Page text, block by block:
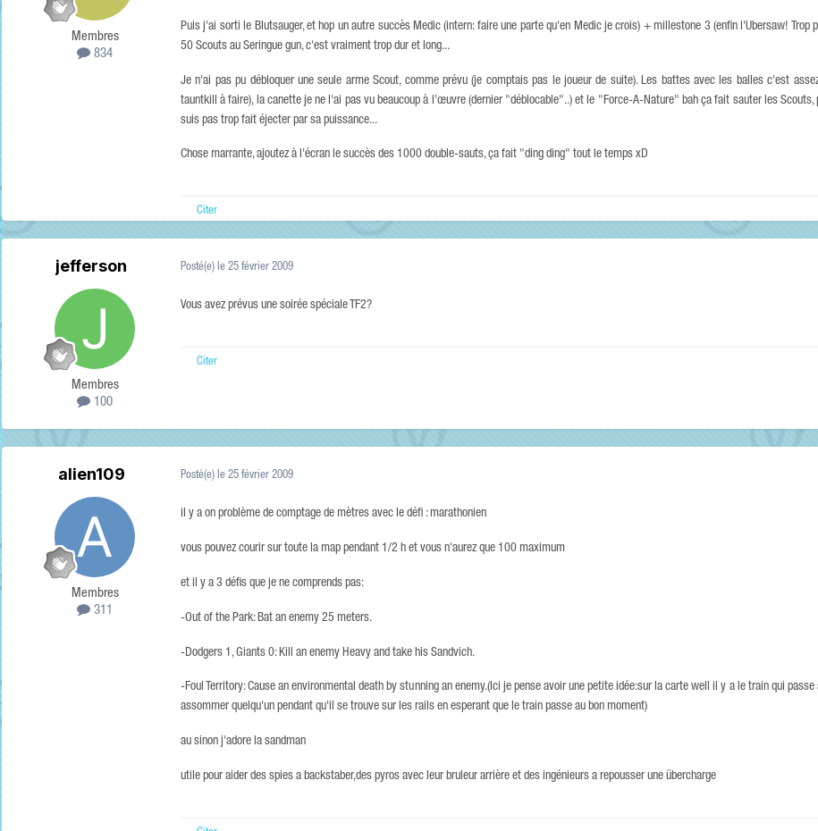
Membres
834
Puis j'ai sorti le Blutsauger, et hop un autre succès Medic (intern: faire une parte qu'en Medic je crois) + millestone 3 (enfin l'Ubersaw! Trop
50 Scouts au Seringue gun, c'est vraiment trop dur et long...
Je n'ai pas pu débloquer une seule arme Scout, comme prévu (je comptais pas le joueur de suite). Les battes avec les balles c'est
tauntkill à faire), la canette je ne l'ai pas vu beaucoup à l'œuvre (dernier "déblocable"..) et le "Force-A-Nature" bah ça fait sauter les Scouts,
suis pas trop fait éjecter par sa puissance...
Chose marrante, ajoutez à l'écran le succès des 1000 double-sauts, ça fait "ding ding" tout le temps xD
Citer
jefferson
Membres
100
Posté(e) le 25 février 2009
Vous avez prévus une soirée spéciale TF2?
Citer
alien109
Membres
311
Posté(e) le 25 février 2009
il y a on problème de comptage de mètres avec le défi : marathonien
vous pouvez courir sur toute la map pendant 1/2 h et vous n'aurez que 100 maximum
et il y a 3 défis que je ne comprends pas:
-Out of the Park: Bat an enemy 25 meters.
-Dodgers 1, Giants 0: Kill an enemy Heavy and take his Sandvich.
-Foul Territory: Cause an environmental death by stunning an enemy.(Ici je pense avoir une petite idée:sur la carte well il y a le train qui
assommer quelqu'un pendant qu'il se trouve sur les rails en esperant que le train passe au bon moment)
au sinon j'adore la sandman
utile pour aider des spies a backstaber,des pyros avec leur bruleur arrière et des ingénieurs a repousser une übercharge